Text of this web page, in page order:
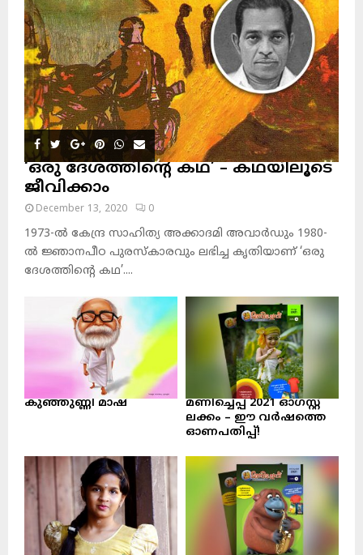
‘ഒരു ദേശത്തിന്റെ കഥ’ – കഥയിലൂടെ
ജീവിക്കാം
December 13, 2020 0
1973-ല്‍ കേന്ദ്ര സാഹിത്യ അക്കാദമി അവാര്‍ഡും 1980-
ല്‍ ജ്ഞാനപീഠ പുരസ്‌കാരവും ലഭിച്ച കൃതിയാണ് ‘ഒരു
ദേശത്തിന്റെ കഥ’....
കുഞ്ഞുണ്ണി മാഷ്‌
മണിച്ചെപ്പ് 2021 ഓഗസ്റ്റ്
ലക്കം – ഈ വർഷത്തെ
ഓണപതിപ്പ്!